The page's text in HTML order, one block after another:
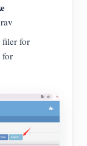
filer for
for